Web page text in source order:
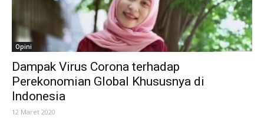
Opini
Dampak Virus Corona terhadap
Perekonomian Global Khususnya di
Indonesia
12 Maret 2020